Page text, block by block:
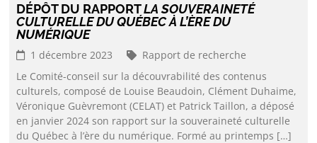
DÉPÔT DU RAPPORTLA SOUVERAINETÉ
CULTURELLE DU QUÉBEC À L’ÈRE DU
NUMÉRIQUE
1 décembre 2023
Rapport de recherche
Le Comité-conseil sur la découvrabilité des contenus
culturels, composé de Louise Beaudoin, Clément Duhaime,
Véronique Guèvremont (CELAT) et Patrick Taillon, a déposé
en janvier 2024 son rapport sur la souveraineté culturelle
du Québec à l’ère du numérique. Formé au printemps […]